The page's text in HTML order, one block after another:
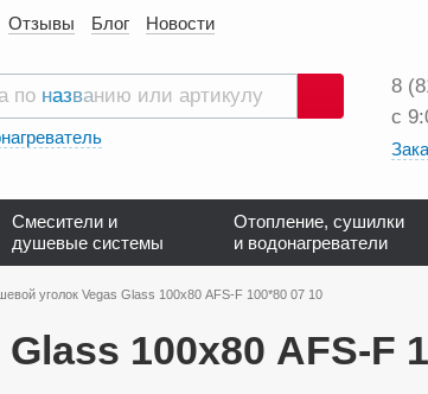
Отзывы Блог Новости
Поиск
8
с
Смесители и
душевые системы
Отопление, сушилки
и водонагреватели
уголок Vegas Glass 100х80 AFS-F 100*80 07 10
100х80 AFS-F